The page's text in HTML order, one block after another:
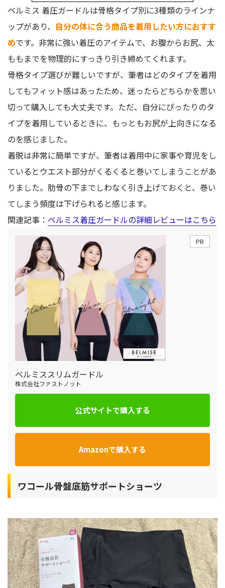
ベルミス 着圧ガードルは骨格タイプ別に3種類のラインナ
ップがあり、 自分の体に合う商品を着用したい方におすす
めです。非常に強い着圧のアイテムで、お腹からお尻、太
ももまでを物理的にすっきり引き締めてくれます。
骨格タイプ選びが難しいですが、筆者はどのタイプを着用
してもフィット感はあったため、迷ったらどちらかを思い
切って購入しても大丈夫です。ただ、自分にぴったりのタ
イプを着用しているときに、もっともお尻が上向きになる
のを感じました。
着脱は非常に簡単ですが、筆者は着用中に家事や育児をし
ているとウエスト部分がくるくると巻いてしまうことがあ
りました。肋骨の下までしわなく引き上げておくと、巻い
てしまう頻度は下げられると感じます。
関連記事： ベルミス着圧ガードルの詳細レビューはこちら
ベルミススリムガードル
株式会社ファストノット
公式サイトで購入する
Amazonで購入する
PR
ワコール骨盤底筋サポートショーツ